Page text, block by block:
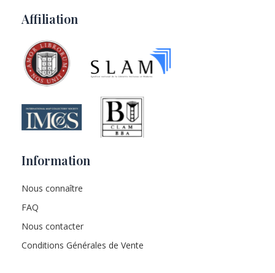
Affiliation
Information
Nous connaître
FAQ
Nous contacter
Conditions Générales de Vente